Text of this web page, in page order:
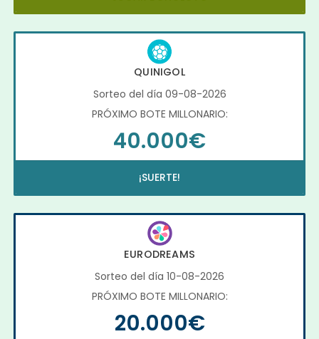
QUINIGOL
Sorteo del día 09-08-2026
PRÓXIMO BOTE MILLONARIO:
40.000€
¡SUERTE!
EURODREAMS
Sorteo del día 10-08-2026
PRÓXIMO BOTE MILLONARIO:
20.000€